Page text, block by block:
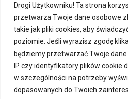
Drogi Użytkowniku! Ta strona
przetwarza Twoje dane osobowe
takie jak pliki cookies, aby
poziomie. Jeśli wyrazisz zgodę
będziemy przetwarzać Twoje
IP czy identyfikatory plików cookie
w szczególności na potrzeby
dopasowanych do Twoich